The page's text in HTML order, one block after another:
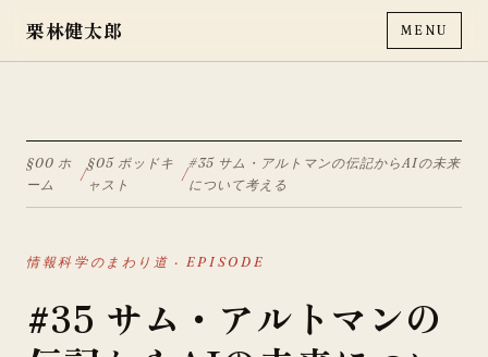
栗林健太郎 MENU
§00 ホ
ーム
/
§05 ポッドキ
ャスト
/
#35 サム・アルトマンの伝記からAIの未来
について考える
情報科学のまわり道 · EPISODE
#35 サム・アルトマンの